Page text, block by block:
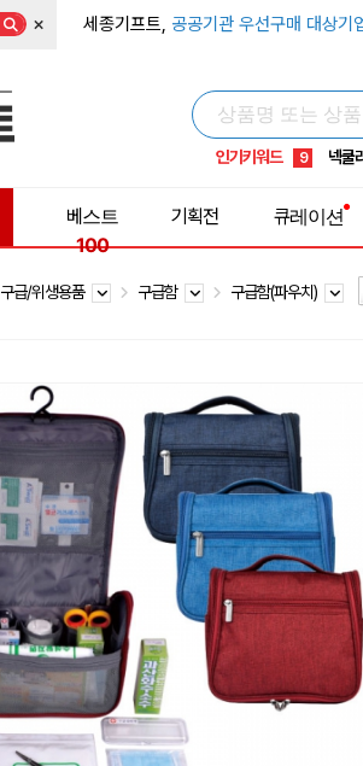
× 세종기프트, 공공기관 우선구매 대상기
인기키워드
6 우산
9 넥쿨
10 타포
베스트
100
기획전 큐레이션
구급/위생용품 구급함 구급함(파우치)